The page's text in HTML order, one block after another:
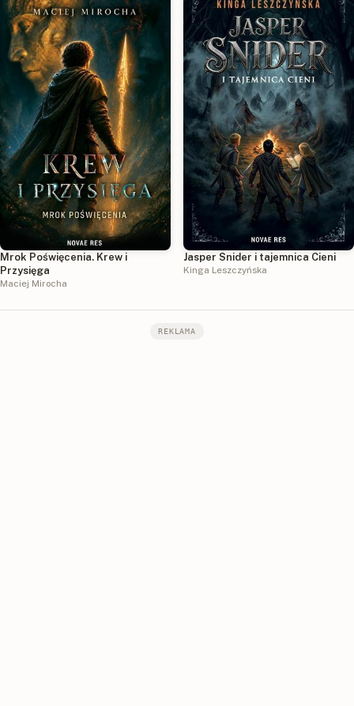
Mrok Poświęcenia. Krew i
Przysięga
Maciej Mirocha
Jasper Snider i tajemnica Cieni
Kinga Leszczyńska
REKLAMA